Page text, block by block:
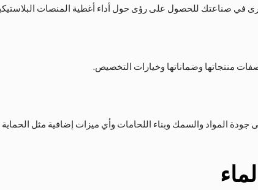
في صناعتك للحصول على رؤى حول أداء أغطية المنصات
منتجاتها وضماناتها وخيارات التخصيص.
جودة المواد والسمك وبناء اللحامات وأي ميزات إضافية مثل